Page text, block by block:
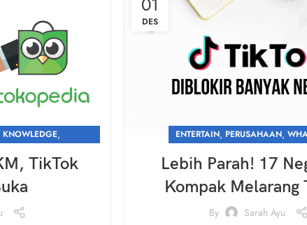
KNOWLEDGE,
TikTok
DES
ENTERTAIN, PERUSAHAAN,
Lebih Parah! 17
Kompak Melarang
By
Sarah Ayu